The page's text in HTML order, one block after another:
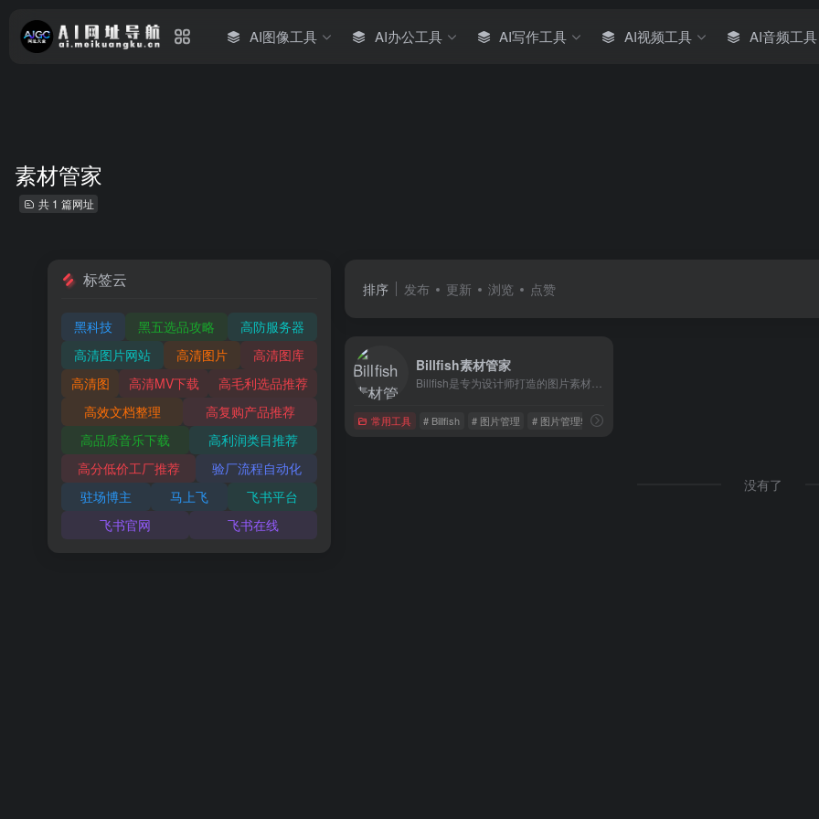
AI图像工具 AI办公工具 AI写作工具 AI视频工具 AI音频工具
素材管家
共 1 篇网址
排序 发布 更新 浏览 点赞
Billfish素材管家
常用工具 # Billfish # 图片管理 # 图片管理软件
没有了
标签云
黑科技 黑五选品攻略
高防服务器
高清图片网站
高清图片
高清图库
高清图
高清MV下载
高毛利选品推荐
高效文档整理
高复购产品推荐
高品质音乐下载
高利润类目推荐
高分低价工厂推荐
验厂流程自动化
驻场博主
马上飞
飞书平台
飞书官网
飞书在线